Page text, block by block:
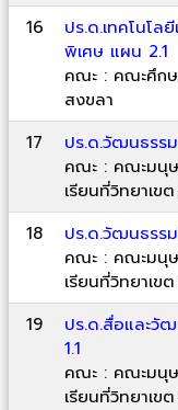
16
ปร.ด.เทคโนโล
พิเศษ แผน 2.1
คณะ : คณะศึกษ
สงขลา
17
ปร.ด.วัฒนธรร
คณะ : คณะมนุ
เรียนที่วิทยาเข
18
ปร.ด.วัฒนธรร
คณะ : คณะมนุ
เรียนที่วิทยาเข
19
ปร.ด.สื่อและวั
1.1
คณะ : คณะมนุ
เรียนที่วิทยาเข